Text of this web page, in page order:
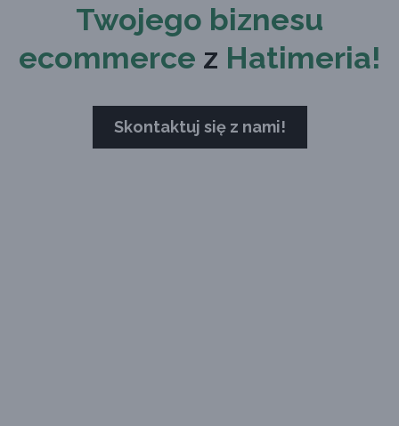
Twojego biznesu
ecommerce z Hatimeria!
Skontaktuj się z nami!